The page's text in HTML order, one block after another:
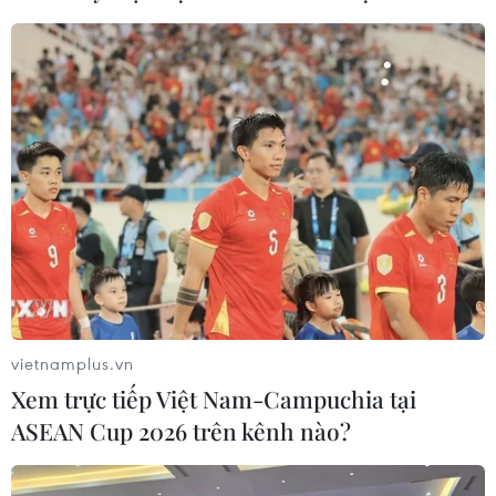
tay giữa Mỹ-Nhật?
04/08/2026 14:11
ASC 2026: Tiếp lửa đam mê khoa học
cho thế hệ trẻ Việt Nam
04/08/2026 14:08
Xem thêm
CƠ QUAN CHỦ QUẢN: THÔNG TẤN XÃ VIỆT NAM
vietnamplus.vn
Xem trực tiếp Việt Nam-Campuchia tại
ASEAN Cup 2026 trên kênh nào?